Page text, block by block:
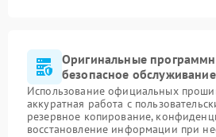
Оригинальные
безопасное
Использование официальных
аккуратная работа с
резервное копирование,
восстановление информации при